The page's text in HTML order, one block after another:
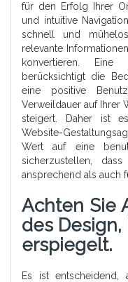
für den Erfolg Ihrer
und intuitive
schnell und
relevante
konvertieren. Eine
berücksichtigt die
eine positive
Verweildauer auf Ihrer
steigert. Daher ist
Website-
Wert auf eine
sicherzustellen,
ansprechend als auch
Achten Sie
Des
Erspiegelt.
Es ist entscheidend,